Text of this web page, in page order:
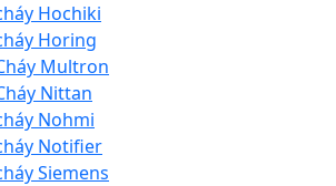
Hochiki
Horing
Multron
Nittan
Nohmi
Notifier
Siemens